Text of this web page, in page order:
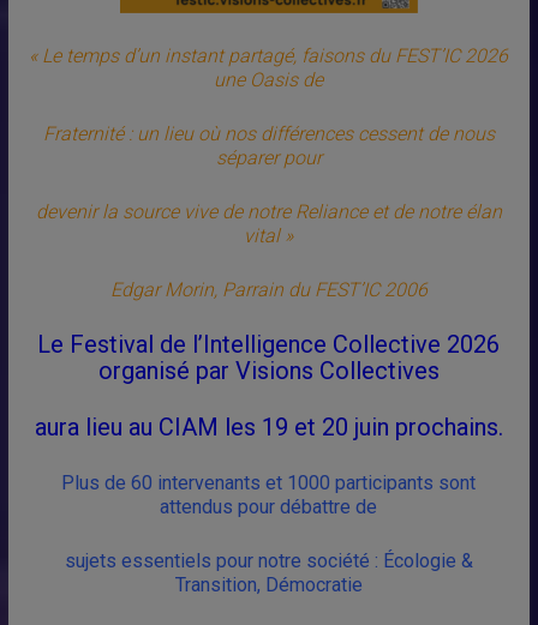
« Le temps d’un instant partagé, faisons du FEST’IC 2026
une Oasis de
Fraternité : un lieu où nos différences cessent de nous
séparer pour
devenir la source vive de notre Reliance et de notre élan
vital »
Edgar Morin, Parrain du FEST’IC 2006
Le Festival de l’Intelligence Collective 2026
organisé par Visions Collectives
aura lieu au CIAM les 19 et 20 juin prochains.
Plus de 60 intervenants et 1000 participants sont
attendus pour débattre de
sujets essentiels pour notre société : Écologie &
Transition, Démocratie